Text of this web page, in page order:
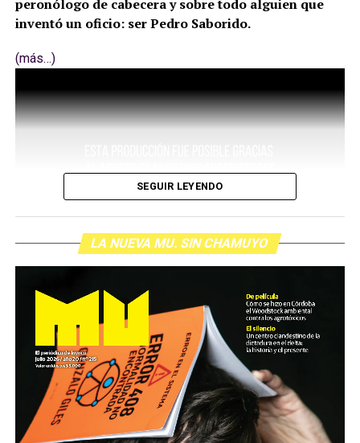
peronólogo de cabecera y sobre todo alguien que
inventó un oficio: ser Pedro Saborido.
(más…)
SEGUIR LEYENDO
LA NUEVA MU. SIN CHAMUYO